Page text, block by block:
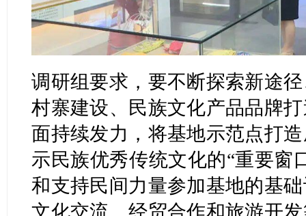
调研组要求，要不断探索新途
村寨建设、民族文化产品品牌
面持续发力，将基地示范点打
示民族优秀传统文化的“重要窗
和支持民间力量参加基地的基
文化交流、经贸合作和旅游开